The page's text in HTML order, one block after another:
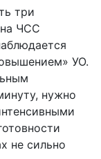
три
ЧСС
УО.
нужно
не сильно